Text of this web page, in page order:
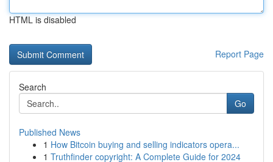
HTML is disabled
Report Page
Search
Go
Published News
1 How Bitcoin buying and selling indicators opera...
1 Truthfinder copyright: A Complete Guide for 2024